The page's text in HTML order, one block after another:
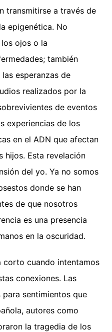
transmitirse a través de
epigenética. No
ojos o la
también
esperanzas de
realizados por la
de eventos
experiencias de los
en el ADN que afectan
hijos. Esta revelación
del yo. Ya no somos
donde se han
de que nosotros
es una presencia
en la oscuridad.
corto cuando intentamos
conexiones. Las
sentimientos que
autores como
la tragedia de los